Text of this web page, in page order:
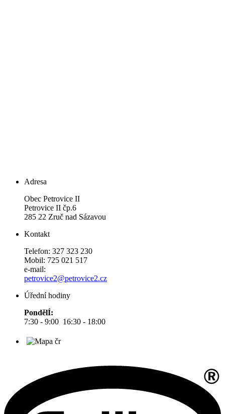
Adresa
Obec Petrovice II
Petrovice II čp.6
285 22 Zruč nad Sázavou
Kontakt
Telefon: 327 323 230
Mobil: 725 021 517
e-mail:
petrovice2@petrovice2.cz
Úřední hodiny
PondělÍ:
7:30 - 9:00 16:30 - 18:00